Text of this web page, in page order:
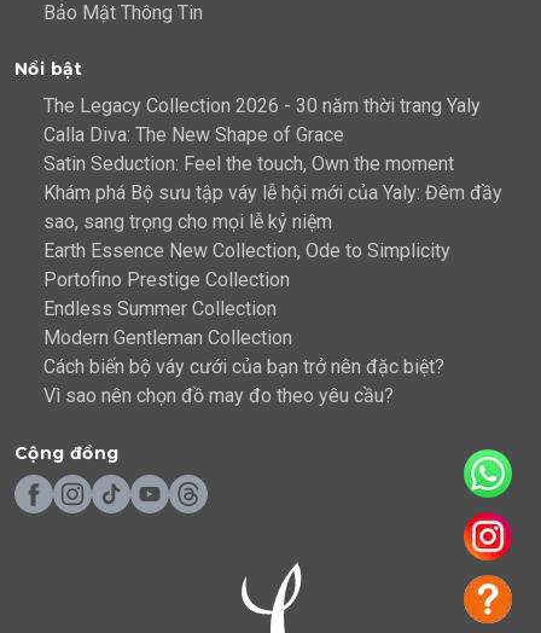
Bảo Mật Thông Tin
Nổi bật
The Legacy Collection 2026 - 30 năm thời trang Yaly
Calla Diva: The New Shape of Grace
Satin Seduction: Feel the touch, Own the moment
Khám phá Bộ sưu tập váy lễ hội mới của Yaly: Đêm đầy
sao, sang trọng cho mọi lễ kỷ niệm
Earth Essence New Collection, Ode to Simplicity
Portofino Prestige Collection
Endless Summer Collection
Modern Gentleman Collection
Cách biến bộ váy cưới của bạn trở nên đặc biệt?
Vì sao nên chọn đồ may đo theo yêu cầu?
Cộng đồng